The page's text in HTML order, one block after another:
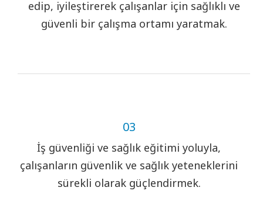
edip, iyileştirerek çalışanlar için sağlıklı ve
güvenli bir çalışma ortamı yaratmak.
03
İş güvenliği ve sağlık eğitimi yoluyla,
çalışanların güvenlik ve sağlık yeteneklerini
sürekli olarak güçlendirmek.